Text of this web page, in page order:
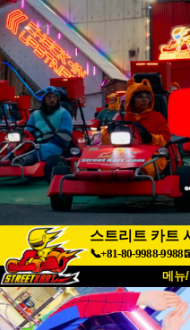
스트리트 카트
📞+81-80-9988-9988
메뉴